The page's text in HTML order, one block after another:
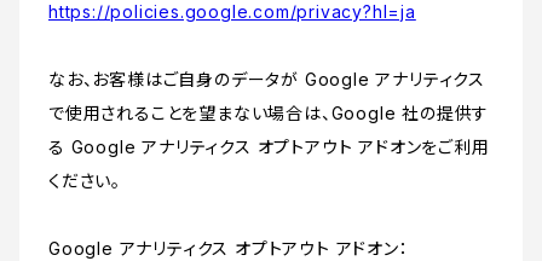
https://policies.google.com/privacy?hl=ja
なお、お客様はご自身のデータが Google アナリティクス
で使用されることを望まない場合は、Google 社の提供す
る Google アナリティクス オプトアウト アドオンをご利用
ください。
Google アナリティクス オプトアウト アドオン：